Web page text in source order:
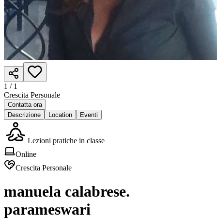
1 / 1
Crescita Personale
Contatta ora
Descrizione
Location Eventi
Lezioni pratiche in classe
Online
Crescita Personale
manuela calabrese.
parameswari